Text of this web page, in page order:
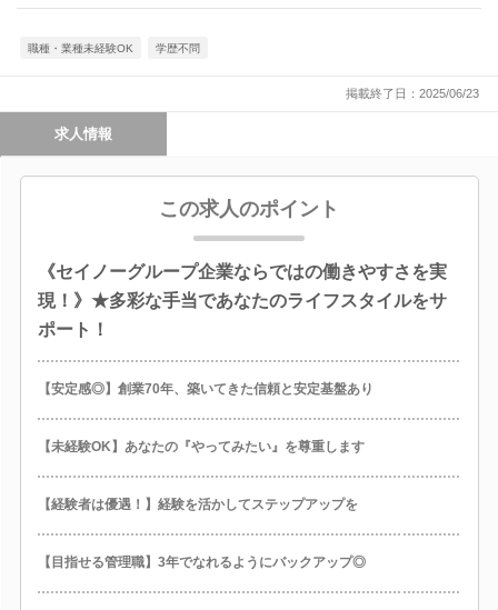
職種・業種未経験OK 学歴不問
掲載終了日：2025/06/23
求人情報
この求人のポイント
《セイノーグループ企業ならではの働きやすさを実
現！》★多彩な手当であなたのライフスタイルをサ
ポート！
【安定感◎】創業70年、築いてきた信頼と安定基盤あり
【未経験OK】あなたの『やってみたい』を尊重します
【経験者は優遇！】経験を活かしてステップアップを
【目指せる管理職】3年でなれるようにバックアップ◎